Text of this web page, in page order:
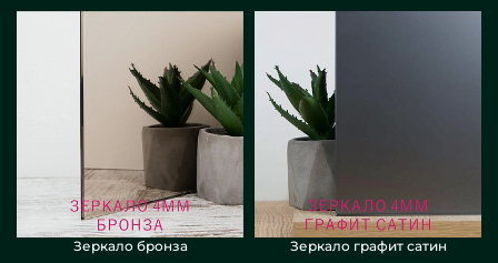
Зеркало бронза Зеркало графит сатин